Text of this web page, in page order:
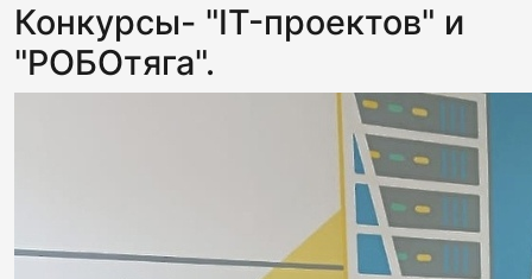
Конкурсы- "IT-проектов" и
"РОБОтяга".